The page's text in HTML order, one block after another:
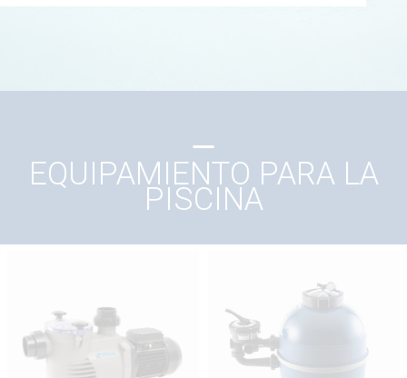
EQUIPAMIENTO PARA LA
PISCINA